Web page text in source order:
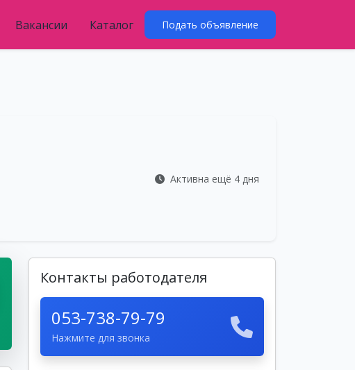
Вакансии Каталог Подать объявление
Активна ещё 4 дня
Контакты работодателя
053-738-79-79
Нажмите для звонка